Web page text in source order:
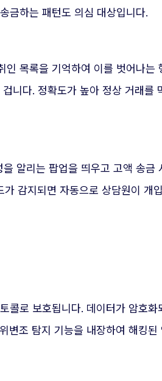
금하는 패턴도 의심 대상입니다.
목록을 기억하여 이를 벗어나는
니다. 정확도가 높아 정상 거래를
알리는 팝업을 띄우고 고액 송금
감지되면 자동으로 상담원이 개
콜로 보호됩니다. 데이터가 암호
조 탐지 기능을 내장하여 해킹된